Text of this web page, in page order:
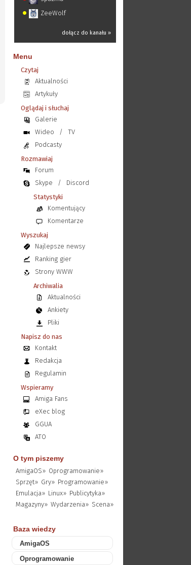
ZeeWolf
dołącz do kanału »
Menu
Czytaj
Aktualności
Artykuły
Oglądaj i słuchaj
Galerie
Wideo
/
TV
Podcasty
Rozmawiaj
Forum
Skype
/
Discord
Statystyki
Komentujący
Komentarze
Wyszukaj
Najlepsze newsy
Ranking gier
Strony WWW
Archiwalia
Aktualności
Ankiety
Pliki
Napisz do nas
Kontakt
Redakcja
Regulamin
Wspieramy
Amiga Fans
eXec blog
GGUA
ATO
O tym piszemy
AmigaOS» Oprogramowanie»
Sprzęt» Gry» Programowanie»
Emulacja» Linux» Publicytyka»
Magazyny» Wydarzenia» Scena»
Baza wiedzy
AmigaOS
Oprogramowanie